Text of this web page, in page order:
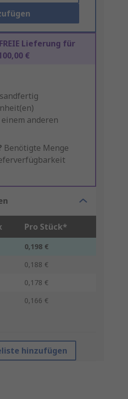
Lieferung für
€
anderen
Benötigte Menge
Pro Stück*
0,198 €
0,188 €
0,178 €
0,166 €
hinzufügen